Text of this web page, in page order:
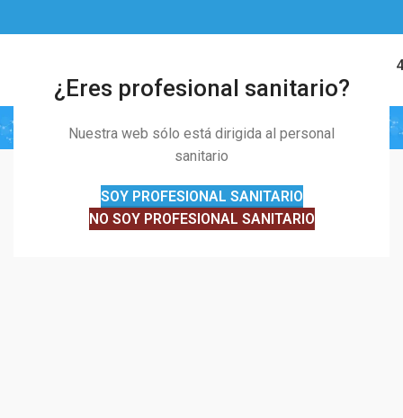
¿Eres profesional sanitario?
Nuestra web sólo está dirigida al personal
sanitario
SOY PROFESIONAL SANITARIO
NO SOY PROFESIONAL SANITARIO
91 328 01
Blog